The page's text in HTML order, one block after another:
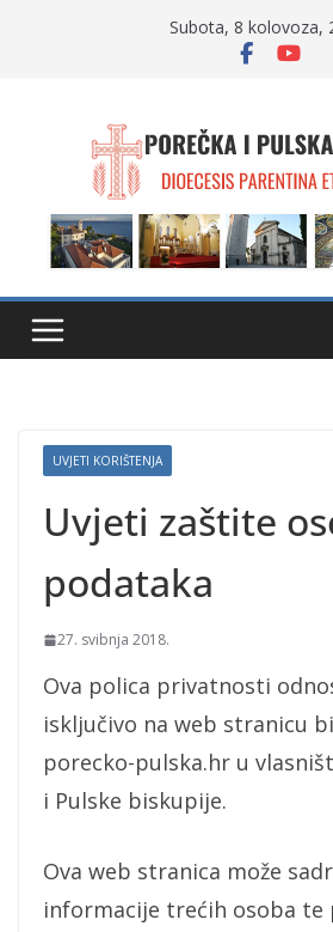
Subota, 8 kolovoza,
UVJETI KORIŠTENJA
Uvjeti zaštite
podataka
27. svibnja 2018.
Ova polica privatnosti
isključivo na web stranicu
porecko-pulska.hr u
i Pulske biskupije.
Ova web stranica može
informacije trećih osoba te